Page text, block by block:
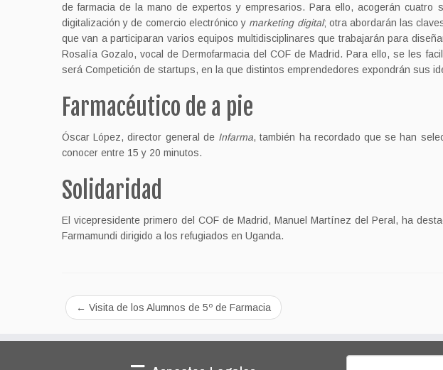
de farmacia de la mano de expertos y empresarios. Para ello, acogerán
digitalización y de comercio electrónico y marketing digital; otra abordarán las
que van a participaran varios equipos multidisciplinares que trabajarán para
Rosalía Gozalo, vocal de Dermofarmacia del COF de Madrid. Para ello, se les
será Competición de startups, en la que distintos emprendedores expondrán sus
Farmacéutico de a pie
Óscar López, director general de Infarma, también ha recordado que se han
conocer entre 15 y 20 minutos.
Solidaridad
El vicepresidente primero del COF de Madrid, Manuel Martínez del Peral, ha
Farmamundi dirigido a los refugiados en Uganda.
← Visita de los Alumnos de 5º de Farmacia